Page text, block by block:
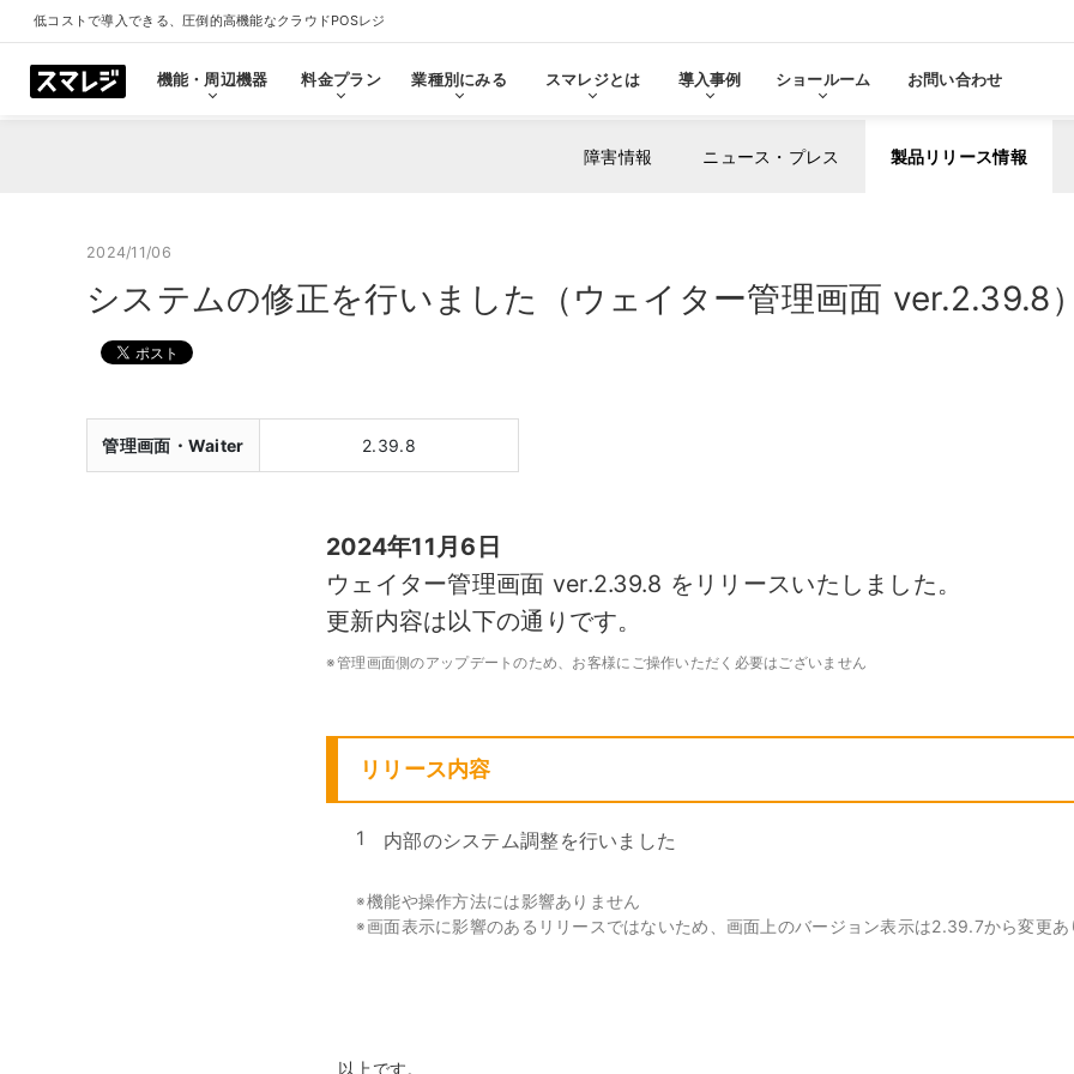
低コストで導入できる、圧倒的高機能なクラウドPOSレジ
機能・周辺機器
機能・周辺機器
キャッシュレス決済
券売機・食券機
拡張機能・
スマレジ・タイムカード連携
スマレジEC
サポート機能
スマレジ・ストア
アラート通知機能
複数店舗管理
小売店向け在庫管理
スタッフ管理
自
マ
料金プラン
料金プラン
プレミアムプラス
リテールビジネス
その他サービ
業種別にみる
業種別にみる
飲食店で使う
スマレジとは
スマレジとは
クラウド型POSの特長とは
安心・安全のサービス保証
導入に
導入事例
導入事例
飲食店
イベント・催事
ショールーム
ショールーム
福岡ショールーム
お問い合わせ
障害情報 ニュース・プレス 製品リリース情報
2024/11/06
システムの修正を行いました（ウェイター管理画面 ver.2.39.8）
管理画面・Waiter 2.39.8
2024年11月6日
ウェイター管理画面 ver.2.39.8 をリリースいたしました。
更新内容は以下の通りです。
※管理画面側のアップデートのため、お客様にご操作いただく必要はございません
リリース内容
1 内部のシステム調整を行いました
※機能や操作方法には影響ありません
※画面表示に影響のあるリリースではないため、画面上のバージョン表示は2.39.7から変更あ
以上です。